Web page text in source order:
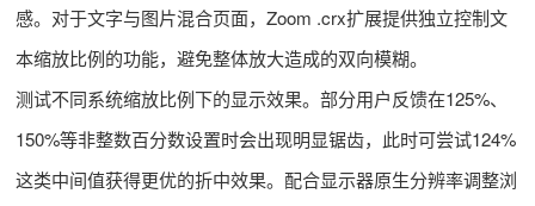
感。对于文字与图片混合页面，Zoom .crx扩展提供独立控制文
本缩放比例的功能，避免整体放大造成的双向模糊。
测试不同系统缩放比例下的显示效果。部分用户反馈在125%、
150%等非整数百分数设置时会出现明显锯齿，此时可尝试124%
这类中间值获得更优的折中效果。配合显示器原生分辨率调整浏